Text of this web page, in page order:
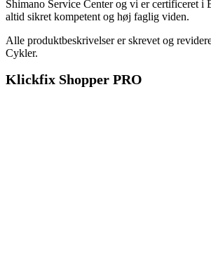
Shimano Service Center og vi er certificeret i
altid sikret kompetent og høj faglig viden.
Alle produktbeskrivelser er skrevet og
Cykler.
Klickfix Shopper PRO